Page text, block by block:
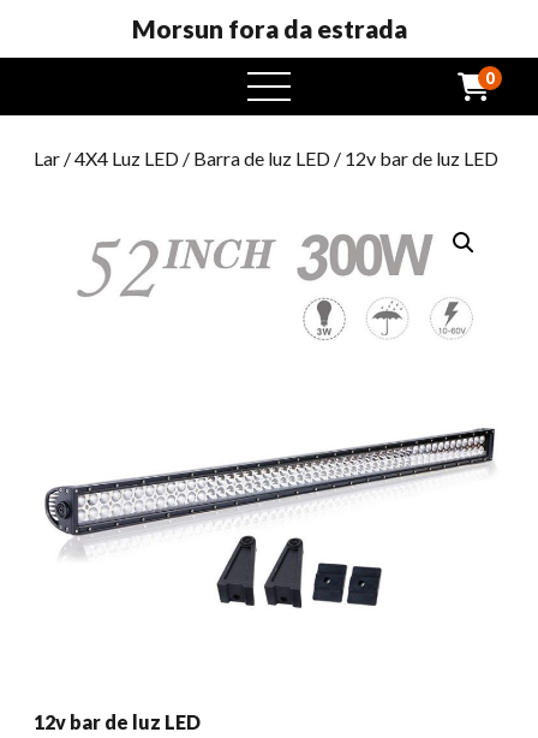
Morsun fora da estrada
Abrir
menu
0
Lar /4X4 Luz LED / Barra de luz LED / 12v bar de luz LED
12v bar de luz LED